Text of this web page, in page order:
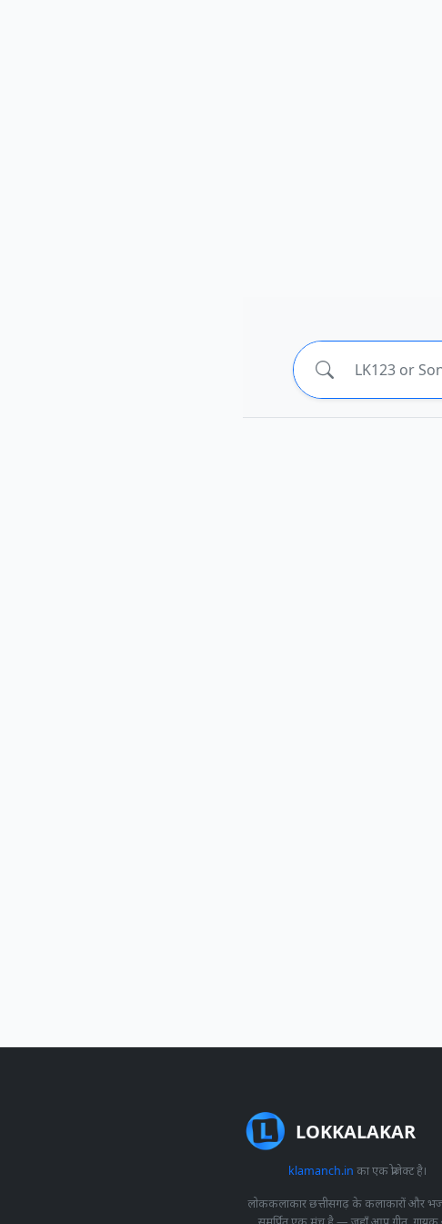
LOKKALAKAR
klamanch.in का एक प्रोजेक्ट है।
लोककलाकार छत्तीसगढ़ के कलाकारों और